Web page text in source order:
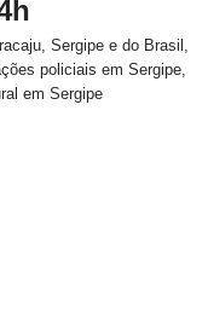
Sergipe e do Brasil,
policiais em Sergipe,
em Sergipe